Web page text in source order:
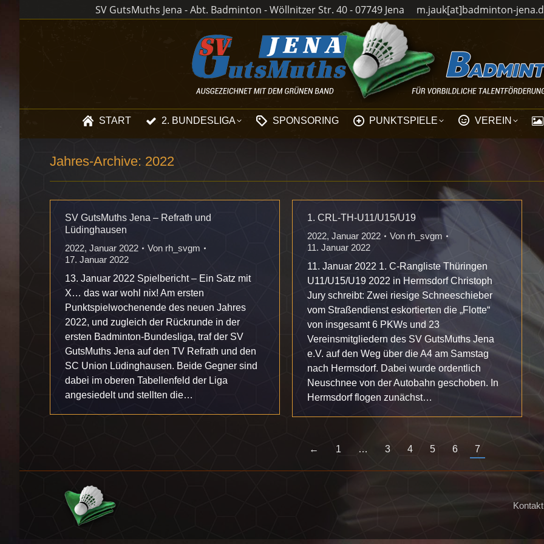
SV GutsMuths Jena - Abt. Badminton - Wöllnitzer Str. 40 - 07749 Jena m.jauk[at]badminton-
START 2. BUNDESLIGA SPONSORING PUNKTSPIELE VEREIN
Jahres-Archive: 2022
SV GutsMuths Jena – Refrath und
Lüdinghausen
2022, Januar 2022 Von rh_svgm
17. Januar 2022
13. Januar 2022 Spielbericht – Ein Satz mit
X… das war wohl nix! Am ersten
Punktspielwochenende des neuen Jahres
2022, und zugleich der Rückrunde in der
ersten Badminton-Bundesliga, traf der SV
GutsMuths Jena auf den TV Refrath und den
SC Union Lüdinghausen. Beide Gegner sind
dabei im oberen Tabellenfeld der Liga
angesiedelt und stellten die…
1. CRL-TH-U11/U15/U19
2022, Januar 2022 Von rh_svgm
11. Januar 2022
11. Januar 2022 1. C-Rangliste Thüringen
U11/U15/U19 2022 in Hermsdorf Christoph
Jury schreibt: Zwei riesige Schneeschieber
vom Straßendienst eskortierten die „Flotte“
von insgesamt 6 PKWs und 23
Vereinsmitgliedern des SV GutsMuths Jena
e.V. auf den Weg über die A4 am Samstag
nach Hermsdorf. Dabei wurde ordentlich
Neuschnee von der Autobahn geschoben. In
Hermsdorf flogen zunächst…
← 1 … 3 4 5 6 7
Kontakt